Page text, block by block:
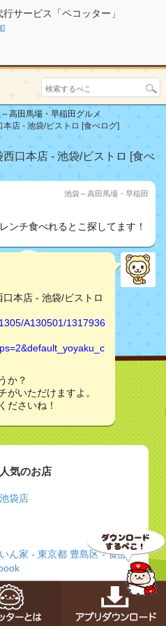
サービス「ペコッター」
高田馬場・早稲田グルメ
店 - 池袋/ビストロ [食べログ]
口本店 - 池袋/ビストロ [食べ
池袋～高田馬場・早稲田
ンチ食べれるとこ探してます！
本店 - 池袋/ビストロ
A130501/1317936
か？
がいただけますよ。
ださいね！
気のお店
袋店
ん家 - 東京都 豊島区 - 食品・